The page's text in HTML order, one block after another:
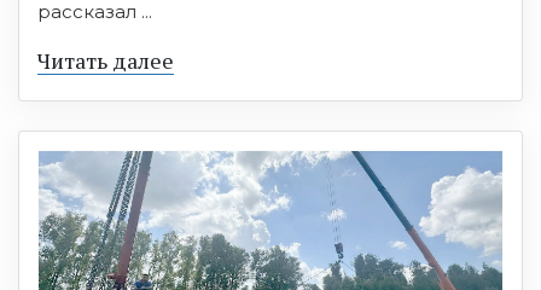
рассказал ...
Читать далее